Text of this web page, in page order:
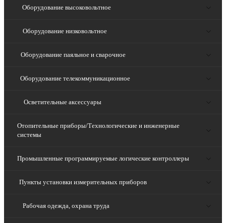
Оборудование высоковольтное
Оборудование низковольтное
Оборудование паяльное и сварочное
Оборудование телекоммуникационное
Осветительные аксессуары
Отопительные приборы/Технологические и инженерные
системы
Промышленные программируемые логические контроллеры
Пункты установки измерительных приборов
Рабочая одежда, охрана труда